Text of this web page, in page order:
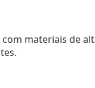
materiais de